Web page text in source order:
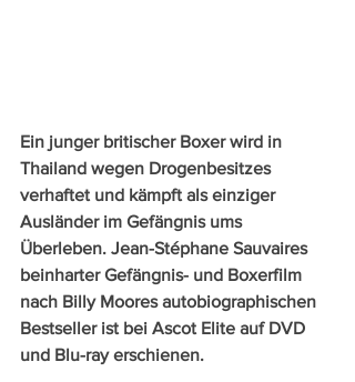
Ein junger britischer Boxer wird in
Thailand wegen Drogenbesitzes
verhaftet und kämpft als einziger
Ausländer im Gefängnis ums
Überleben. Jean-Stéphane Sauvaires
beinharter Gefängnis- und Boxerfilm
nach Billy Moores autobiographischen
Bestseller ist bei Ascot Elite auf DVD
und Blu-ray erschienen.